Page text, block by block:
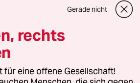
Vertriebs GmbH
rechtlichen Fragen oder für Genehmigungen
lizenzen@taz.de
Gerade nicht
rechts
eine offene Gesellschaft!